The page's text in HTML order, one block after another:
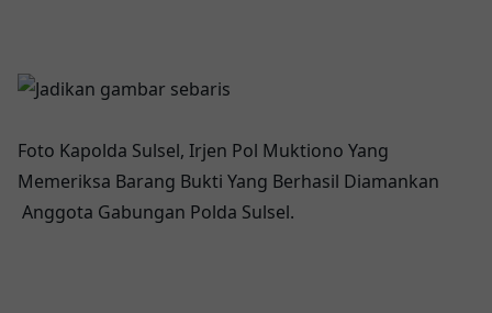
Foto Kapolda Sulsel, Irjen Pol Muktiono Yang
Memeriksa Barang Bukti Yang Berhasil Diamankan
Anggota Gabungan Polda Sulsel.